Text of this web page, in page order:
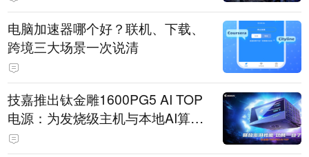
电脑加速器哪个好？联机、下载、
跨境三大场景一次说清
技嘉推出钛金雕1600PG5 AI TOP
电源：为发烧级主机与本地AI算力
打造旗舰供电方案